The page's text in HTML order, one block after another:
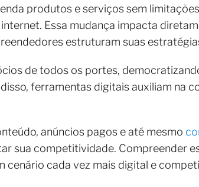
produtos e serviços sem
Essa mudança impacta
estruturam suas
de todos os portes,
ferramentas digitais auxiliam na
anúncios pagos e até mesmo
sua competitividade. Compreender
cenário cada vez mais digital e